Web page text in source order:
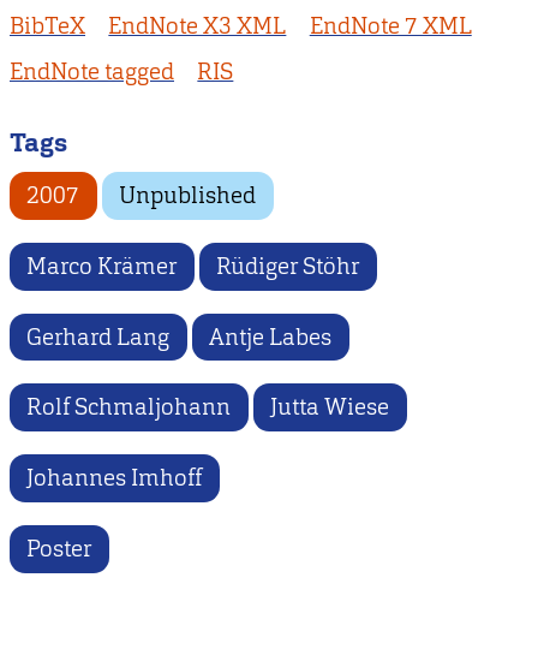
BibTeX EndNote X3 XML
EndNote 7 XML
EndNote tagged
RIS
Tags
2007 Unpublished
Marco Krämer Rüdiger Stöhr
Gerhard Lang Antje Labes
Rolf Schmaljohann Jutta Wiese
Johannes Imhoff
Poster